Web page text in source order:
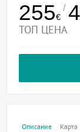
255€
/
ТОП ЦЕНА
Описание Карта